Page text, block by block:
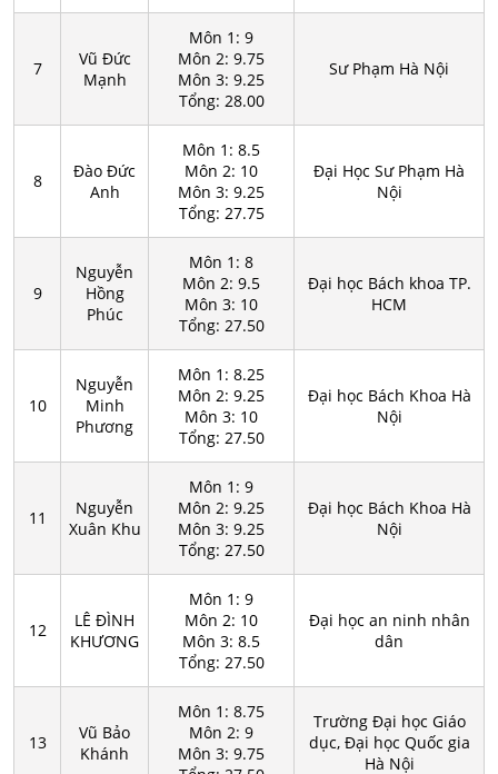
7
Vũ Đức
Mạnh
Môn 1: 9
Môn 2: 9.75
Môn 3: 9.25
Tổng: 28.00
Sư Phạm Hà Nội
8
Đào Đức
Anh
Môn 1: 8.5
Môn 2: 10
Môn 3: 9.25
Tổng: 27.75
Đại Học Sư Phạm Hà
Nội
9
Nguyễn
Hồng
Phúc
Môn 1: 8
Môn 2: 9.5
Môn 3: 10
Tổng: 27.50
Đại học Bách khoa TP.
HCM
10
Nguyễn
Minh
Phương
Môn 1: 8.25
Môn 2: 9.25
Môn 3: 10
Tổng: 27.50
Đại học Bách Khoa Hà
Nội
11
Nguyễn
Xuân Khu
Môn 1: 9
Môn 2: 9.25
Môn 3: 9.25
Tổng: 27.50
Đại học Bách Khoa Hà
Nội
12
LÊ ĐÌNH
KHƯƠNG
Môn 1: 9
Môn 2: 10
Môn 3: 8.5
Tổng: 27.50
Đại học an ninh nhân
dân
13
Vũ Bảo
Khánh
Môn 1: 8.75
Môn 2: 9
Môn 3: 9.75
Trường Đại học Giáo
dục, Đại học Quốc gia
Hà Nội